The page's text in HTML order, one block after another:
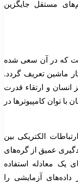
مستقل جایگزین
که در آن سعی شده
ماشین تعریف گردد.
انسان و ارتقاء قدرت
با توان کامپیوترها در
الکتریکی بین
عمیق از گره‌های
یک معادله استفاده
آزمایشی را